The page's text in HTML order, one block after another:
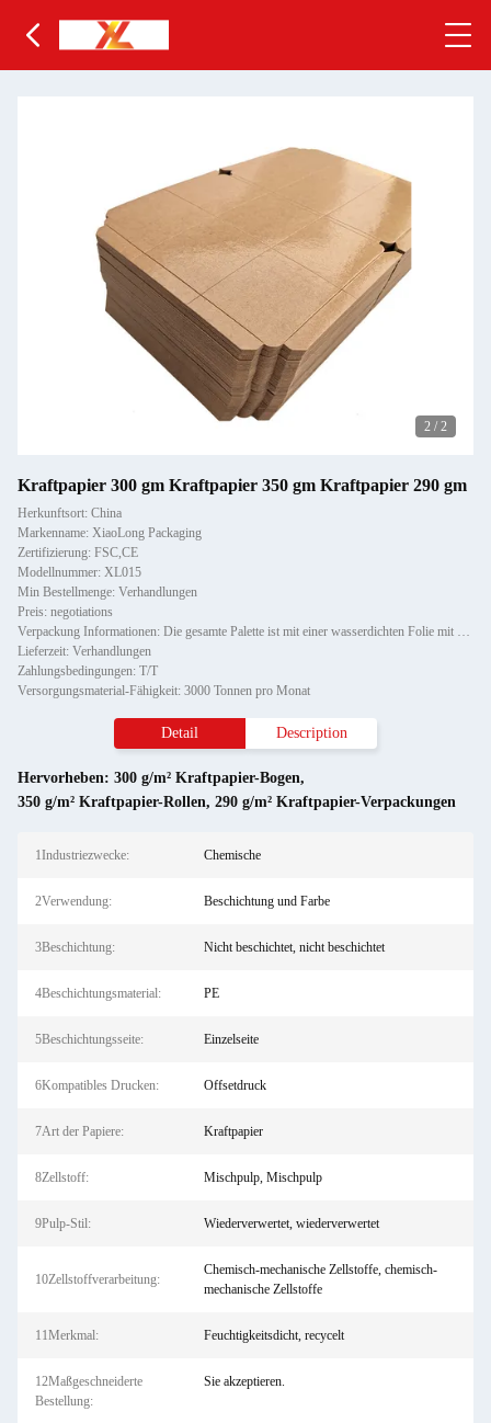
2 / 2
Kraftpapier 300 gm Kraftpapier 350 gm Kraftpapier 290 gm
Herkunftsort: China
Markenname: XiaoLong Packaging
Zertifizierung: FSC,CE
Modellnummer: XL015
Min Bestellmenge: Verhandlungen
Preis: negotiations
Verpackung Informationen: Die gesamte Palette ist mit einer wasserdichten Folie mit einem Papier-Eckschutz gewickelt und mit z
Lieferzeit: Verhandlungen
Zahlungsbedingungen: T/T
Versorgungsmaterial-Fähigkeit: 3000 Tonnen pro Monat
Detail Description
Hervorheben: 300 g/m² Kraftpapier-Bogen,
350 g/m² Kraftpapier-Rollen, 290 g/m² Kraftpapier-Verpackungen
1Industriezwecke: Chemische
2Verwendung: Beschichtung und Farbe
3Beschichtung: Nicht beschichtet, nicht beschichtet
4Beschichtungsmaterial: PE
5Beschichtungsseite: Einzelseite
6Kompatibles Drucken: Offsetdruck
7Art der Papiere: Kraftpapier
8Zellstoff: Mischpulp, Mischpulp
9Pulp-Stil: Wiederverwertet, wiederverwertet
10Zellstoffverarbeitung:
Chemisch-mechanische Zellstoffe, chemisch-
mechanische Zellstoffe
11Merkmal: Feuchtigkeitsdicht, recycelt
12Maßgeschneiderte
Bestellung:
Sie akzeptieren.